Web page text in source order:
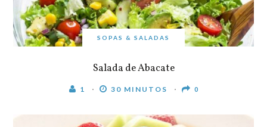
SOPAS & SALADAS
Salada de Abacate
1 30 MINUTOS 0